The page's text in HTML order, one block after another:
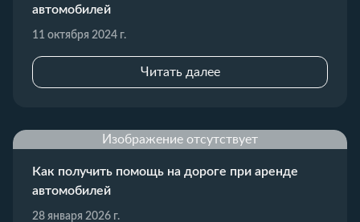
автомобилей
11 октября 2024 г.
Читать далее
Изображение отсутствует
Как получить помощь на дороге при аренде
автомобилей
28 января 2026 г.